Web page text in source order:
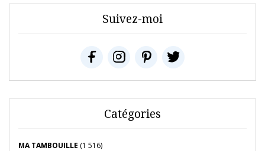
Suivez-moi
Catégories
MA TAMBOUILLE (1 516)